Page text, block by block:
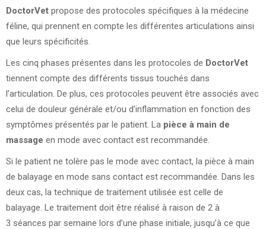
DoctorVet propose des protocoles spécifiques à la médecine
féline, qui prennent en compte les différentes articulations ainsi
que leurs spécificités.
Les cinq phases présentes dans les protocoles de DoctorVet
tiennent compte des différents tissus touchés dans
l’articulation. De plus, ces protocoles peuvent être associés avec
celui de douleur générale et/ou d’inflammation en fonction des
symptômes présentés par le patient. La pièce à main de
massage en mode avec contact est recommandée.
Si le patient ne tolère pas le mode avec contact, la pièce à main
de balayage en mode sans contact est recommandée. Dans les
deux cas, la technique de traitement utilisée est celle de
balayage. Le traitement doit être réalisé à raison de 2 à
3 séances par semaine lors d’une phase initiale, jusqu’à ce que